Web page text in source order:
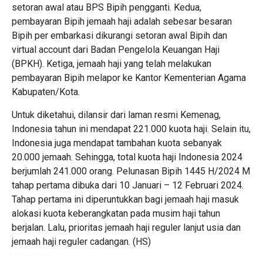
setoran awal atau BPS Bipih pengganti. Kedua,
pembayaran Bipih jemaah haji adalah sebesar besaran
Bipih per embarkasi dikurangi setoran awal Bipih dan
virtual account dari Badan Pengelola Keuangan Haji
(BPKH). Ketiga, jemaah haji yang telah melakukan
pembayaran Bipih melapor ke Kantor Kementerian Agama
Kabupaten/Kota.
Untuk diketahui, dilansir dari laman resmi Kemenag,
Indonesia tahun ini mendapat 221.000 kuota haji. Selain itu,
Indonesia juga mendapat tambahan kuota sebanyak
20.000 jemaah. Sehingga, total kuota haji Indonesia 2024
berjumlah 241.000 orang. Pelunasan Bipih 1445 H/2024 M
tahap pertama dibuka dari 10 Januari – 12 Februari 2024.
Tahap pertama ini diperuntukkan bagi jemaah haji masuk
alokasi kuota keberangkatan pada musim haji tahun
berjalan. Lalu, prioritas jemaah haji reguler lanjut usia dan
jemaah haji reguler cadangan. (HS)